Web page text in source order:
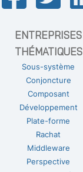
ENTREPRISES
THÉMATIQUES
Sous-système
Conjoncture
Composant
Développement
Plate-forme
Rachat
Middleware
Perspective